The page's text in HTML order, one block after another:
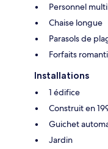
Personnel
Chaise longue
Parasols de
Forfaits
Installations
1 édifice
Construit en
Guichet
Jardin